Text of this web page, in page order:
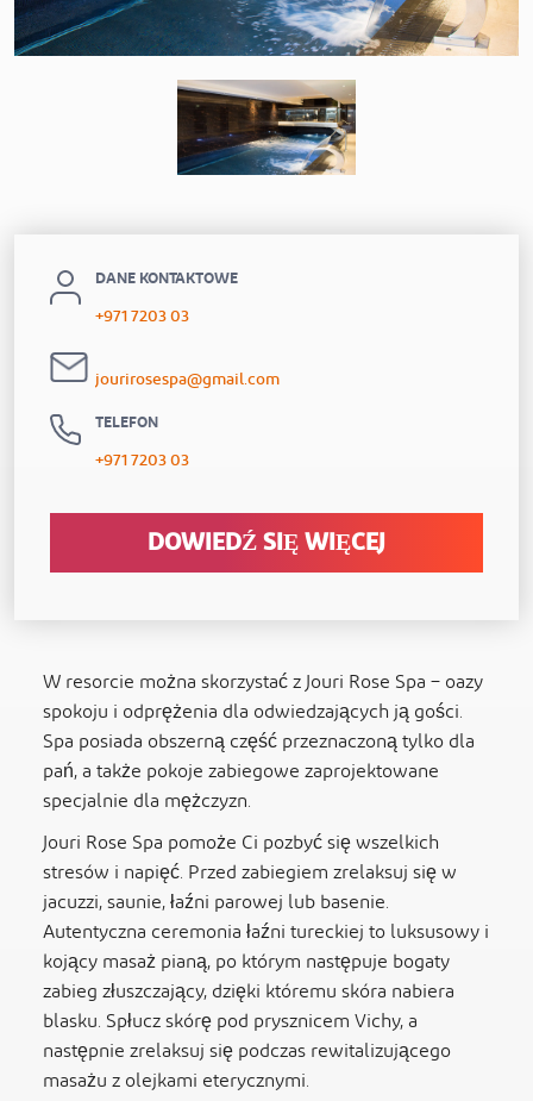
DANE KONTAKTOWE
+971 7203 03
jourirosespa@gmail.com
TELEFON
+971 7203 03
DOWIEDŹ SIĘ WIĘCEJ
W resorcie można skorzystać z Jouri Rose Spa – oazy
spokoju i odprężenia dla odwiedzających ją gości.
Spa posiada obszerną część przeznaczoną tylko dla
pań, a także pokoje zabiegowe zaprojektowane
specjalnie dla mężczyzn.
Jouri Rose Spa pomoże Ci pozbyć się wszelkich
stresów i napięć. Przed zabiegiem zrelaksuj się w
jacuzzi, saunie, łaźni parowej lub basenie.
Autentyczna ceremonia łaźni tureckiej to luksusowy i
kojący masaż pianą, po którym następuje bogaty
zabieg złuszczający, dzięki któremu skóra nabiera
blasku. Spłucz skórę pod prysznicem Vichy, a
następnie zrelaksuj się podczas rewitalizującego
masażu z olejkami eterycznymi.